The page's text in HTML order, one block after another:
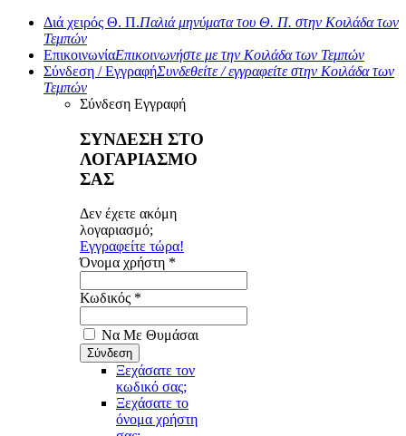
Διά χειρός Θ. Π.Παλιά μηνύματα του Θ. Π. στην Κοιλάδα των
Τεμπών
ΕπικοινωνίαΕπικοινωνήστε με την Κοιλάδα των Τεμπών
Σύνδεση / ΕγγραφήΣυνδεθείτε / εγγραφείτε στην Κοιλάδα των
Τεμπών
Σύνδεση Εγγραφή
ΣΥΝΔΕΣΗ ΣΤΟ
ΛΟΓΑΡΙΑΣΜΟ
ΣΑΣ
Δεν έχετε ακόμη
λογαριασμό;
Εγγραφείτε τώρα!
Όνομα χρήστη *
Κωδικός *
Να Με Θυμάσαι
Ξεχάσατε τον
κωδικό σας;
Ξεχάσατε το
όνομα χρήστη